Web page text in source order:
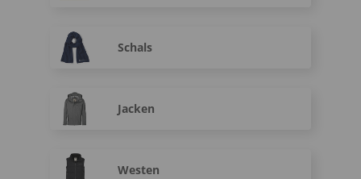
Schals
Jacken
Westen